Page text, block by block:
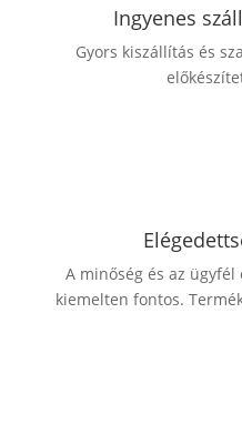
Ingyenes
Gyors kiszállítás és
A minőség és az
kiemelten fontos.